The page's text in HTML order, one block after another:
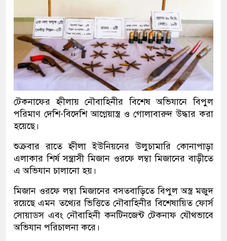
টেকনাফের হ্নীলায় নৌবাহিনীর বিশেষ অভিযানে বিপুল
পরিমাণ দেশি-বিদেশি আগ্নেয়াস্ত্র ও গোলাবারুদ উদ্ধার করা
হয়েছে।
শুক্রবার রাতে হ্নীলা ইউনিয়নের উলুচামারি কোনাপাড়া
এলাকার শির্ষ সন্ত্রাসী মিজান ওরফে লম্বা মিজানের বাড়ীতে
এ অভিযান চালানো হয়।
মিজান ওরফে লম্বা মিজানের বসতবাড়িতে বিপুল অস্ত্র মজুদ
রয়েছে এমন তথ্যের ভিত্তিতে নৌবাহিনীর বিশেষায়িত ফোর্স
সোয়াডস এবং নৌবাহিনী কনটিনজেন্ট টেকনাফ যৌথভাবে
অভিযান পরিচালনা করে।